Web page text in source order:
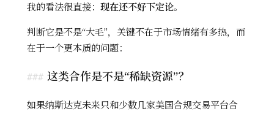
我的看法很直接： 现在还不好下定论。
判断它是不是“大毛”，关键不在于市场情绪有多热，而
在于一个更本质的问题：
这类合作是不是“稀缺资源”？
如果纳斯达克未来只和少数几家美国合规交易平台合